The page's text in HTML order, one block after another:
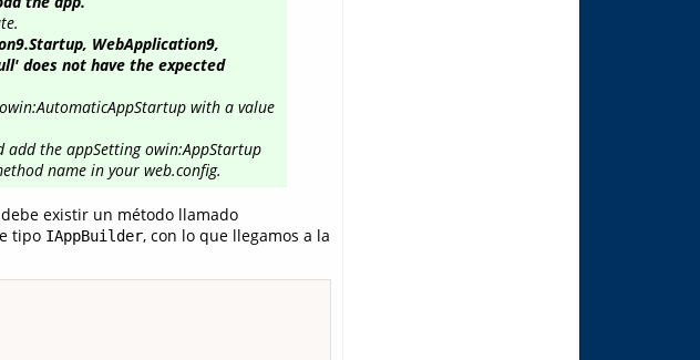
WebApplication9,
does not have the expected
with a value
add the appSetting owin:AppStartup
name in your web.config.
existir un método llamado
tipo IAppBuilder, con lo que llegamos a la